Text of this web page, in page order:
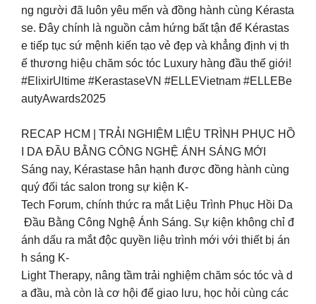
ng người đã luôn yêu mến và đồng hành cùng Kérasta
se. Đây chính là nguồn cảm hứng bất tận để Kérastas
e tiếp tục sứ mệnh kiến tạo vẻ đẹp và khẳng định vị th
ế thương hiệu chăm sóc tóc Luxury hàng đầu thế giới!
#ElixirUltime #KerastaseVN #ELLEVietnam #ELLEBe
autyAwards2025
RECAP HCM | TRẢI NGHIỆM LIỆU TRÌNH PHỤC HỒ
I DA ĐẦU BẰNG CÔNG NGHỆ ÁNH SÁNG MỚI
Sáng nay, Kérastase hân hạnh được đồng hành cùng
quý đối tác salon trong sự kiện K-
Tech Forum, chính thức ra mắt Liệu Trình Phục Hồi Da
Đầu Bằng Công Nghệ Ánh Sáng. Sự kiện không chỉ đ
ánh dấu ra mắt độc quyền liệu trình mới với thiết bị án
h sáng K-
Light Therapy, nâng tầm trải nghiệm chăm sóc tóc và d
a đầu, mà còn là cơ hội để giao lưu, học hỏi cùng các